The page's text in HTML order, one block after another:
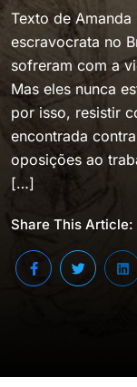
Texto de
escravocrata no
sofreram com a
Mas eles nunca
por isso, resistir
encontrada
oposições ao
[…]
Share This Article: